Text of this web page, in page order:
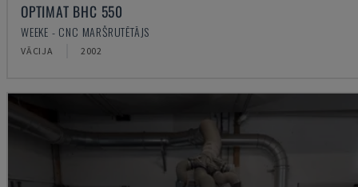
OPTIMAT BHC 550
WEEKE - CNC MARŠRUTĒTĀJS
VĀCIJA 2002